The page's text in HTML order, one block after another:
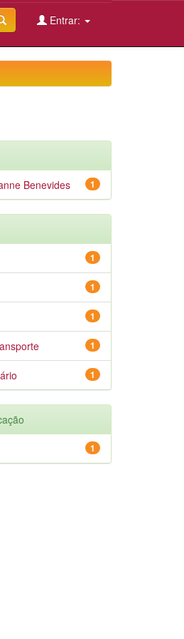
Entrar:
1
Benevides
1
1
1
1
1
1